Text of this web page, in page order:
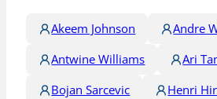
Akeem Johnson
Andre
Antwine Williams
Ari
Bojan Sarcevic
Henri